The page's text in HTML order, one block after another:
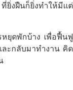
ยิ่งฝืนก็ยิ่งทำให้มีแต่
ยุดพักบ้าง เพื่อฟื้นฟู
ะกลับมาทำงาน คิด